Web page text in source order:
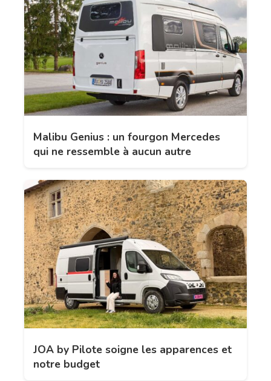
Malibu Genius : un fourgon Mercedes
qui ne ressemble à aucun autre
JOA by Pilote soigne les apparences et
notre budget